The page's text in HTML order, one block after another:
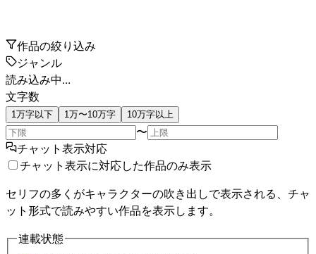
作品の絞り込み
ジャンル
読み込み中...
文字数
1万字以下 1万〜10万字 10万字以上
〜
チャット表示対応
チャット表示に対応した作品のみ表示
セリフの多くがキャラクターの吹き出しで表示される、チャ
ット形式で読みやすい作品を表示します。
連載状態